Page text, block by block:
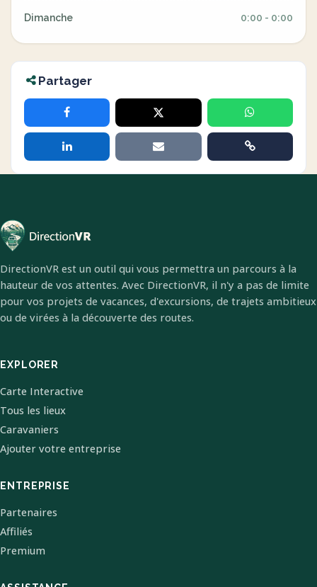
Dimanche 0:00 - 0:00
Partager
DirectionVR est un outil qui vous permettra un parcours à la
hauteur de vos attentes. Avec DirectionVR, il n'y a pas de limite
pour vos projets de vacances, d'excursions, de trajets ambitieux
ou de virées à la découverte des routes.
EXPLORER
Carte Interactive
Tous les lieux
Caravaniers
Ajouter votre entreprise
ENTREPRISE
Partenaires
Affiliés
Premium